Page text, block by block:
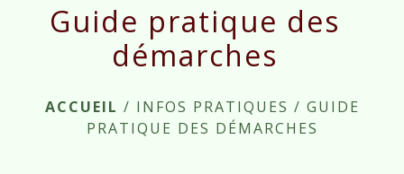
Guide pratique des
démarches
ACCUEIL / INFOS PRATIQUES / GUIDE
PRATIQUE DES DÉMARCHES